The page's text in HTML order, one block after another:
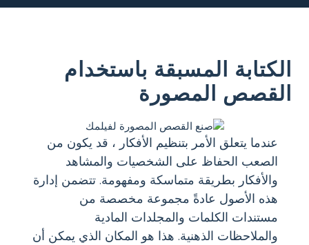
الكتابة المسبقة باستخدام
القصص المصورة
عندما يتعلق الأمر بتنظيم الأفكار ، قد يكون من
الصعب الحفاظ على الشخصيات والمشاهد
والأفكار بطريقة متماسكة ومفهومة. تتضمن إدارة
هذه الأصول عادةً مجموعة مخصصة من
مستندات الكلمات والمجلدات المادية
والملاحظات الذهنية. هذا هو المكان الذي يمكن أن